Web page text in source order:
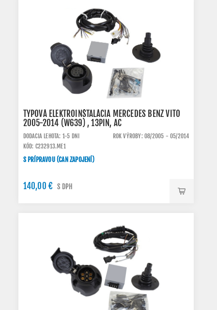
TYPOVÁ ELEKTROINŠTALÁCIA MERCEDES BENZ VITO
2005-2014 (W639) , 13PIN, AC
DODACIA LEHOTA: 1-5 DNI
ROK VÝROBY: 08/2005 - 05/2014
KÓD: C232913.ME1
S PRÍPRAVOU (CAN ZAPOJENÍ)
140,00 € S DPH